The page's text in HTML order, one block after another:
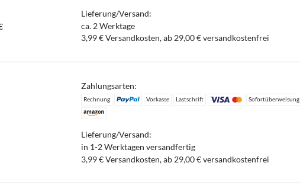
Lieferung/Versand:
ca. 2 Werktage
3,99 € Versandkosten, ab 29,00 € versandkostenfrei
Zahlungsarten:
Rechnung Vorkasse Lastschrift Sofortüberweisung
Lieferung/Versand:
in 1-2 Werktagen versandfertig
3,99 € Versandkosten, ab 29,00 € versandkostenfrei